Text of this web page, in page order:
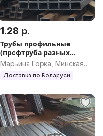
1.28 р.
Трубы профильные
(профтруба разных
сечений)
Марьина Горка, Минская
обл.
Доставка по Беларуси